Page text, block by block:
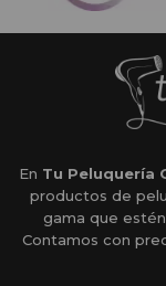
En Tu Peluquería
productos de
gama que
Contamos con